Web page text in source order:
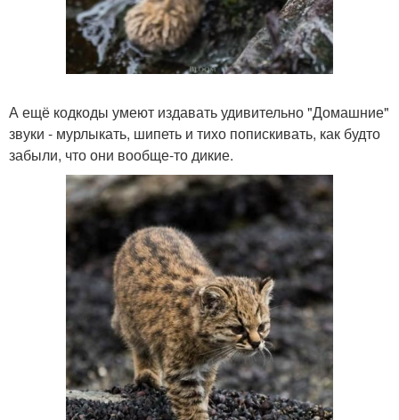
А ещё кодкоды умеют издавать удивительно "Домашние"
звуки - мурлыкать, шипеть и тихо попискивать, как будто
забыли, что они вообще-то дикие.